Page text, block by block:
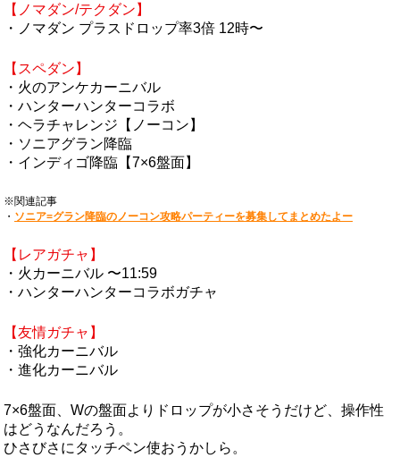
【ノマダン/テクダン】
・ノマダン プラスドロップ率3倍 12時〜
【スペダン】
・火のアンケカーニバル
・ハンターハンターコラボ
・ヘラチャレンジ【ノーコン】
・ソニアグラン降臨
・インディゴ降臨【7×6盤面】
※関連記事
・ ソニア=グラン降臨のノーコン攻略パーティーを募集してまとめたよー
【レアガチャ】
・火カーニバル 〜11:59
・ハンターハンターコラボガチャ
【友情ガチャ】
・強化カーニバル
・進化カーニバル
7×6盤面、Wの盤面よりドロップが小さそうだけど、操作性
はどうなんだろう。
ひさびさにタッチペン使おうかしら。